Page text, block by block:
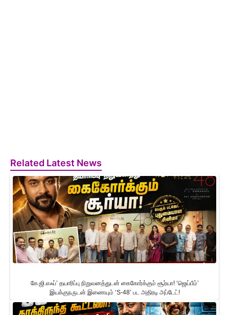
Related Latest News
கே.ஜி.எஃப்’ தயாரிப்பு நிறுவனத்துடன் கைகோர்க்கும் சூர்யா! ‘ஜெய்பீம்’
இயக்குநருடன் இணையும் ‘S-48’ பட அதிரடி அப்டேட்!